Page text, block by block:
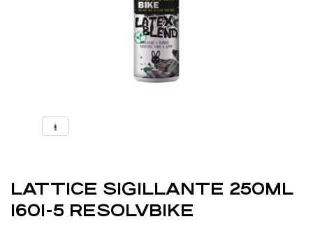
LATTICE SIGILLANTE 250ML
1601-5 RESOLVBIKE